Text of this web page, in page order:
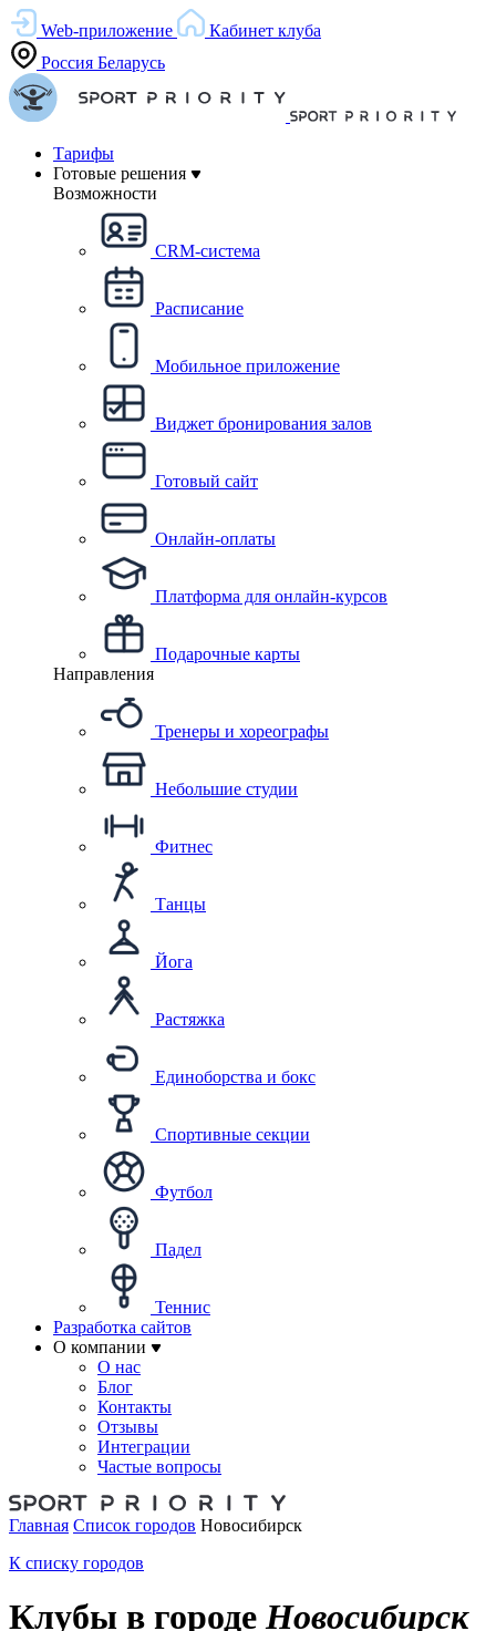
Web-приложение
Кабинет клуба
Россия Беларусь
Тарифы
Готовые решения
Возможности
CRM-система
Расписание
Мобильное приложение
Виджет бронирования залов
Готовый сайт
Онлайн-оплаты
Платформа для онлайн-курсов
Подарочные карты
Направления
Тренеры и хореографы
Небольшие студии
Фитнес
Танцы
Йога
Растяжка
Единоборства и бокс
Спортивные секции
Футбол
Падел
Теннис
Разработка сайтов
О компании
О нас
Блог
Контакты
Отзывы
Интеграции
Частые вопросы
Главная Список городов Новосибирск
К списку городов
Клубы в городе Новосибирск